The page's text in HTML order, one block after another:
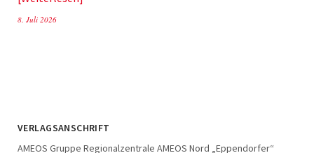
8. Juli 2026
VERLAGSANSCHRIFT
AMEOS Gruppe Regionalzentrale AMEOS Nord „Eppendorfer“